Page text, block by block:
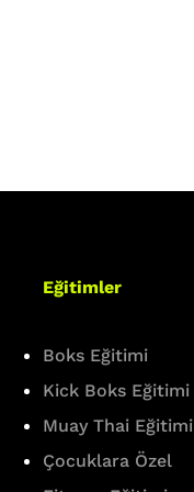
Eğitimler
Boks Eğitimi
Kick Boks Eğitimi
Muay Thai Eğitimi
Çocuklara Özel